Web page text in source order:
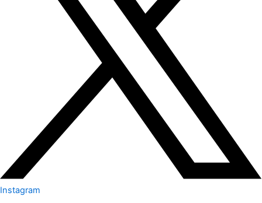
Instagram